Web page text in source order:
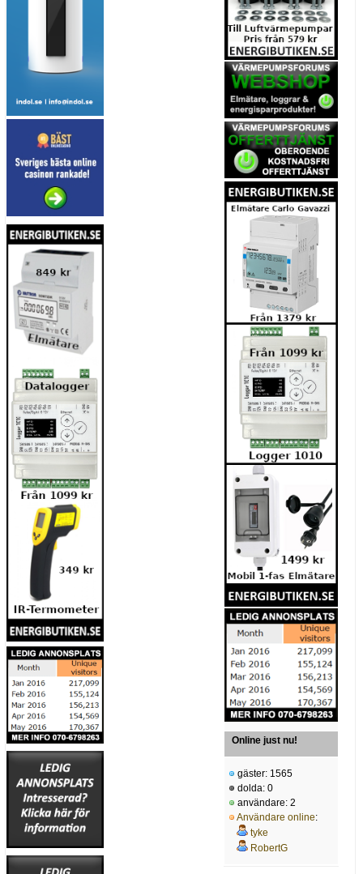
Online just nu!
gäster: 1565
dolda: 0
användare: 2
Användare online:
tyke
RobertG